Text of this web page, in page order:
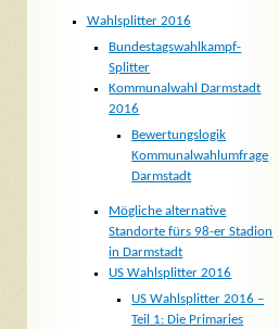
Wahlsplitter 2016
Bundestagswahlkampf-
Splitter
Kommunalwahl Darmstadt
2016
Bewertungslogik
Kommunalwahlumfrage
Darmstadt
Mögliche alternative
Standorte fürs 98-er Stadion
in Darmstadt
US Wahlsplitter 2016
US Wahlsplitter 2016 –
Teil 1: Die Primaries